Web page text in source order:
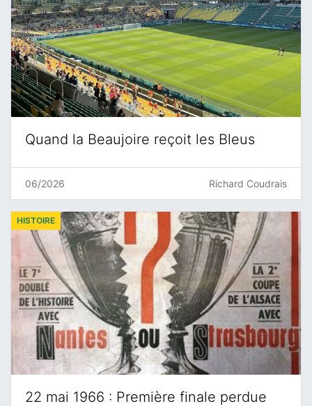
Quand la Beaujoire reçoit les Bleus
06/2026 Richard Coudrais
22 mai 1966 : Première finale perdue
HISTOIRE